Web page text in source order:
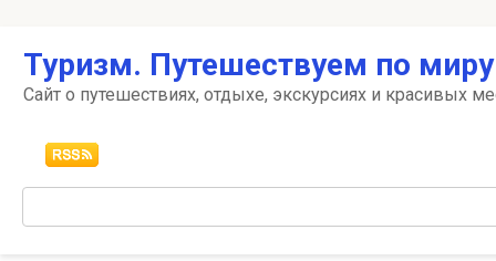
контенту
Туризм. Путешествуем по
Сайт о путешествиях, отдыхе, экскурсиях и красивых